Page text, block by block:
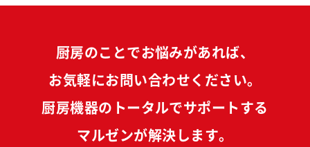
厨房のことでお悩みがあれば、
お気軽にお問い合わせください。
厨房機器のトータルでサポートする
マルゼンが解決します。